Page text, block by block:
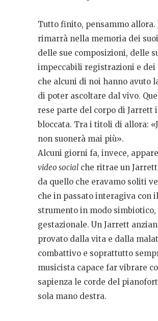
Tutto finito, pensammo allora.
rimarrà nella memoria dei
delle sue composizioni, delle
impeccabili registrazioni e dei
che alcuni di noi hanno avuto
di poter ascoltare dal vivo.
rese parte del corpo di Jarrett
bloccata. Tra i titoli di allora:
non suonerà mai più».
Alcuni giorni fa, invece,
video social che ritrae un
da quello che eravamo soliti
che in passato interagiva con
strumento in modo simbiotico,
gestazionale. Un Jarrett
provato dalla vita e dalla
combattivo e soprattutto
musicista capace far vibrare
sapienza le corde del
sola mano destra.